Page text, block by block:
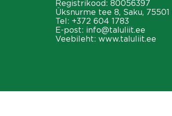
Registrikood: 80056397
Üksnurme tee 8, Saku,
Tel: +372 604 1783
E-post: info@taluliit.ee
Veebileht: www.taluliit.ee